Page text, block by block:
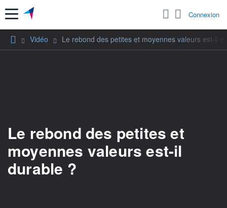
Menu Connexion
Vidéo Le rebond des petites et moyennes valeurs est-il
Le rebond des petites et
moyennes valeurs est-il
durable ?